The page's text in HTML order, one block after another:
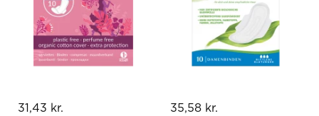
31,43 kr. 35,58 kr.